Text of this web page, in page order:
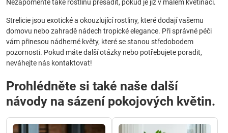
Nezapomeňte také rostlinu přesadit, pokud je již v malém květináči.
Strelicie jsou exotické a okouzlující rostliny, které dodají vašemu
domovu nebo zahradě nádech tropické elegance. Při správné péči
vám přinesou nádherné květy, které se stanou středobodem
pozornosti. Pokud máte další otázky nebo potřebujete poradit,
neváhejte nás kontaktovat!
Prohlédněte si také naše další
návody na sázení pokojových květin.